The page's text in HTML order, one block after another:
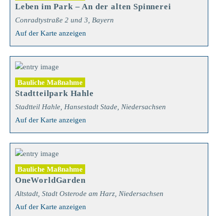
Leben im Park – An der alten Spinnerei
Conradtystraße 2 und 3, Bayern
Auf der Karte anzeigen
Bauliche Maßnahme
Stadtteilpark Hahle
Stadtteil Hahle, Hansestadt Stade, Niedersachsen
Auf der Karte anzeigen
Bauliche Maßnahme
OneWorldGarden
Altstadt, Stadt Osterode am Harz, Niedersachsen
Auf der Karte anzeigen